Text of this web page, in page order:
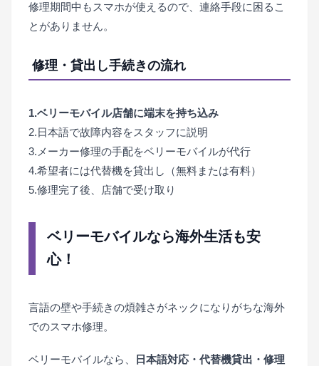
修理期間中もスマホが使えるので、連絡手段に困るこ
とがありません。
修理・貸出し手続きの流れ
1.ベリーモバイル店舗に端末を持ち込み
2.日本語で故障内容をスタッフに説明
3.メーカー修理の手配をベリーモバイルが代行
4.希望者には代替機を貸出し（無料または有料）
5.修理完了後、店舗で受け取り
ベリーモバイルなら海外生活も安
心！
言語の壁や手続きの煩雑さがネックになりがちな海外
でのスマホ修理。
ベリーモバイルなら、
日本語対応・代替機貸出・修理